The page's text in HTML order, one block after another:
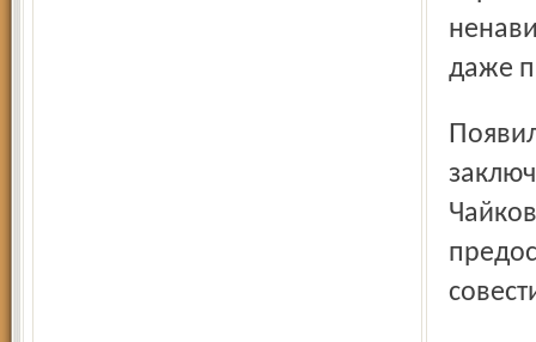
даже
Появилась недавно в афише «Санкт-Петербург-оперы» и